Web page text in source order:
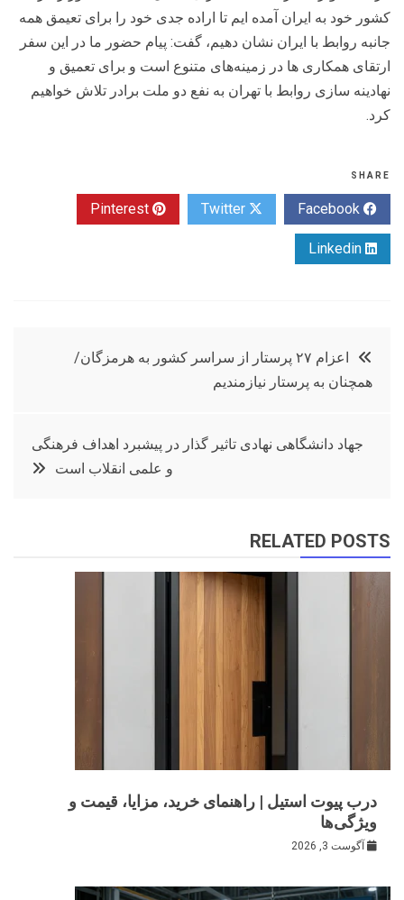
کشور خود به ایران آمده ایم تا اراده جدی خود را برای تعیمق همه
جانبه روابط با ایران نشان دهیم، گفت: پیام حضور ما در این سفر
ارتقای همکاری ها در زمینه‌های متنوع است و برای تعمیق و
نهادینه سازی روابط با تهران به نفع دو ملت برادر تلاش خواهیم
کرد.
SHARE
راهبری
نوشته
اعزام ۲۷ پرستار از سراسر کشور به هرمزگان/
همچنان به پرستار نیازمندیم
جهاد دانشگاهی نهادی تاثیر گذار در پیشبرد اهداف فرهنگی
و علمی انقلاب است
RELATED POSTS
درب پیوت استیل | راهنمای خرید، مزایا، قیمت و
ویژگی‌ها
آگوست 3, 2026